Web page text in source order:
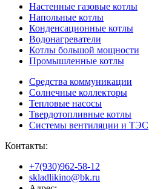
Настенные газовые котлы
Напольные котлы
Конденсационные котлы
Водонагреватели
Котлы большой мощности
Промышленные котлы
Средства коммуникации
Солнечные коллекторы
Тепловые насосы
Твердотопливные котлы
Системы вентиляции и ТЭС
Контакты:
+7(930)962-58-12
skladlikino@bk.ru